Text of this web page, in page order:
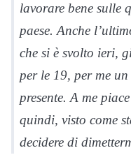
lavorare bene sulle
paese. Anche
che si è svolto ieri,
per le 19, per me
presente. A me
quindi, visto come
decidere di